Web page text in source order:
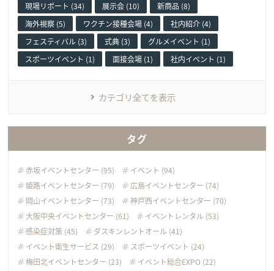
現場リポート (34)
展示会 (10)
新商品 (8)
海外視察 (5)
ワクチン接種会場 (4)
社内紹介 (4)
フェスティバル (3)
式典 (3)
グルメイベント (1)
スポーツイベント (1)
面接会場 (1) 社内イベント (1)
カテゴリ全てを表示
タグ
赤坂イベントセンター (95)
イベント (94)
姫路イベントセンター (79)
広島イベントセンター (74)
岡山イベントセンター (73)
神戸西イベントセンター (70)
大阪中央イベントセンター (61)
イベントレンタル (53)
感染症対策 (45)
ダスキンレントオール (41)
イベント衛生サービス (29)
スポーツイベント (24)
梅田北イベントセンター (23)
イベント総合EXPO (22)